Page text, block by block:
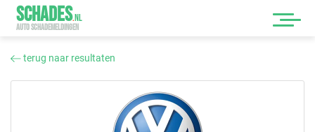
SCHADES.NL
AUTO SCHADEMELDINGEN
terug naar resultaten